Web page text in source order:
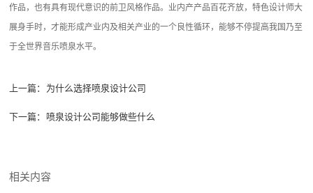
作品，也有具有现代意识的前卫风格作品。业内产产品百花齐放，特色设计师大
展身手时，才能形成产业内及相关产业的一个良性循环，能够不停提高我国乃至
于全世界音乐喷泉水平。
上一篇： 为什么选择喷泉设计公司
下一篇： 喷泉设计公司能够做些什么
相关内容